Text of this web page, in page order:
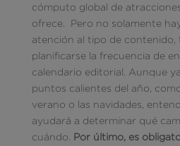
cómputo global de
ofrece. Pero no solamente
atención al tipo de contenido,
planificarse la frecuencia de
calendario editorial. Aunque
puntos calientes del año,
verano o las navidades,
ayudará a determinar qué
cuándo. Por último, es